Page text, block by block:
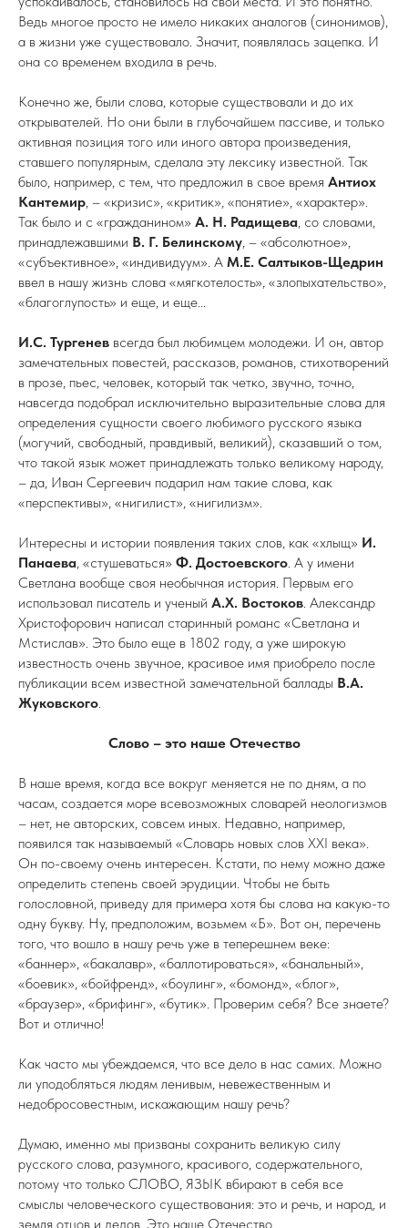
Ведь многое просто не имело никаких аналогов (синонимов),
а в жизни уже существовало. Значит, появлялась зацепка. И
она со временем входила в речь.
Конечно же, были слова, которые существовали и до их
открывателей. Но они были в глубочайшем пассиве, и только
активная позиция того или иного автора произведения,
ставшего популярным, сделала эту лексику известной. Так
было, например, с тем, что предложил в свое время Антиох
Кантемир, – «кризис», «критик», «понятие», «характер».
Так было и с «гражданином» А. Н. Радищева, со словами,
принадлежавшими В. Г. Белинскому, – «абсолютное»,
«субъективное», «индивидуум». А М.Е. Салтыков-Щедрин
ввел в нашу жизнь слова «мягкотелость», «злопыхательство»,
«благоглупость» и еще, и еще...
И.С. Тургенев всегда был любимцем молодежи. И он, автор
замечательных повестей, рассказов, романов, стихотворений
в прозе, пьес, человек, который так четко, звучно, точно,
навсегда подобрал исключительно выразительные слова для
определения сущности своего любимого русского языка
(могучий, свободный, правдивый, великий), сказавший о том,
что такой язык может принадлежать только великому народу,
– да, Иван Сергеевич подарил нам такие слова, как
«перспективы», «нигилист», «нигилизм».
Интересны и истории появления таких слов, как «хлыщ» И.
Панаева, «стушеваться» Ф. Достоевского. А у имени
Светлана вообще своя необычная история. Первым его
использовал писатель и ученый А.Х. Востоков. Александр
Христофорович написал старинный романс «Светлана и
Мстислав». Это было еще в 1802 году, а уже широкую
известность очень звучное, красивое имя приобрело после
публикации всем известной замечательной баллады В.А.
Жуковского.
Слово – это наше Отечество
В наше время, когда все вокруг меняется не по дням, а по
часам, создается море всевозможных словарей неологизмов
– нет, не авторских, совсем иных. Недавно, например,
появился так называемый «Словарь новых слов XXI века».
Он по-своему очень интересен. Кстати, по нему можно даже
определить степень своей эрудиции. Чтобы не быть
голословной, приведу для примера хотя бы слова на какую-то
одну букву. Ну, предположим, возьмем «Б». Вот он, перечень
того, что вошло в нашу речь уже в теперешнем веке:
«баннер», «бакалавр», «баллотироваться», «банальный»,
«боевик», «бойфренд», «боулинг», «бомонд», «блог»,
«браузер», «брифинг», «бутик». Проверим себя? Все знаете?
Вот и отлично!
Как часто мы убеждаемся, что все дело в нас самих. Можно
ли уподобляться людям ленивым, невежественным и
недобросовестным, искажающим нашу речь?
Думаю, именно мы призваны сохранить великую силу
русского слова, разумного, красивого, содержательного,
потому что только СЛОВО, ЯЗЫК вбирают в себя все
смыслы человеческого существования: это и речь, и народ, и
земля отцов и дедов. Это наше Отечество.